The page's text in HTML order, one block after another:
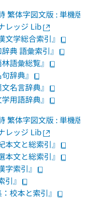
繁体字図文版 : 単機版
レッジ Lib
文学総合索引』
辞典 語彙索引』
林語彙総覧』
辞典』
文名言辞典』
学用語辞典』
繁体字図文版 : 単機版
レッジ Lib
本文と総索引』
本文と総索引』
字索引』
引』
：校本と索引』